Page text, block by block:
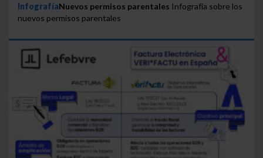
InfografíaNuevos permisos parentales Infografía sobre los
nuevos permisos parentales